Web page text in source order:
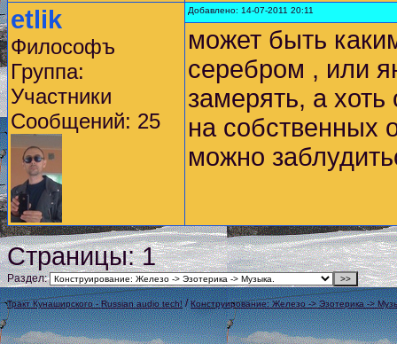
etlik
Философъ
Группа:
Участники
Сообщений: 25
Добавлено: 14-07-2011 20:11
может быть
серебром , или
замерять, а
на собственных
можно
Страницы:1
Раздел:
Тракт Кунаширского - Russian audio tech!/Конструирование: Железо -> Эзотерика ->